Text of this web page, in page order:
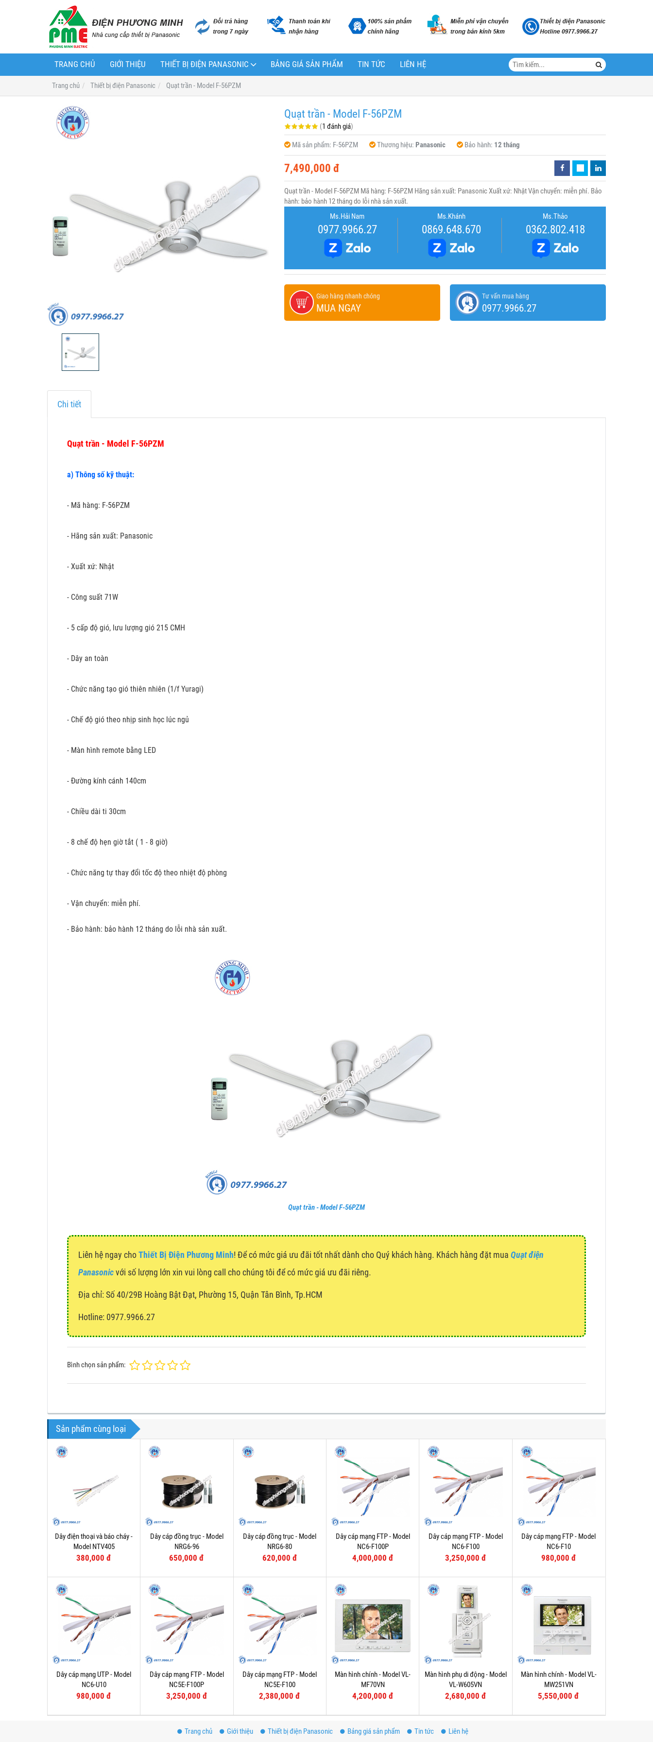
TRANG CHỦ GIỚI THIỆU THIẾT BỊ ĐIỆN PANASONIC BẢNG GIÁ SẢN PHẨM TIN TỨC LIÊN HỆ
Trang chủ Thiết bị điện Panasonic Quạt trần - Model F-56PZM
Quạt trần - Model F-56PZM
(1 đánh giá)
Mã sản phẩm: F-56PZM Thương hiệu: Panasonic Bảo hành: 12 tháng
7,490,000 đ
Quạt trần - Model F-56PZM Mã hàng: F-56PZM Hãng sản xuất: Panasonic Xuất xứ: Nhật Vận chuyển: miễn phí. Bảo
hành: bảo hành 12 tháng do lỗi nhà sản xuất.
Ms.Hải Nam
0977.9966.27
Ms.Khánh
0869.648.670
Ms.Thảo
0362.802.418
Giao hàng nhanh chóng
MUA NGAY
Tư vấn mua hàng
0977.9966.27
Chi tiết
Quạt trần - Model F-56PZM
a) Thông số kỹ thuật:
- Mã hàng: F-56PZM
- Hãng sản xuất: Panasonic
- Xuất xứ: Nhật
- Công suất 71W
- 5 cấp độ gió, lưu lượng gió 215 CMH
- Dây an toàn
- Chức năng tạo gió thiên nhiên (1/f Yuragi)
- Chế độ gió theo nhịp sinh học lúc ngủ
- Màn hình remote bằng LED
- Đường kính cánh 140cm
- Chiều dài ti 30cm
- 8 chế độ hẹn giờ tắt ( 1 - 8 giờ)
- Chức năng tự thay đổi tốc độ theo nhiệt độ phòng
- Vận chuyển: miễn phí.
- Bảo hành: bảo hành 12 tháng do lỗi nhà sản xuất.
Quạt trần - Model F-56PZM
Liên hệ ngay choThiết Bị Điện Phương Minh! Để có mức giá ưu đãi tốt nhất dành cho Quý khách hàng. Khách hàng đặt mua Quạt điện
Panasonicvới số lượng lớn xin vui lòng call cho chúng tôi để có mức giá ưu đãi riêng.
Địa chỉ: Số 40/29B Hoàng Bật Đạt, Phường 15, Quận Tân Bình, Tp.HCM
Hotline: 0977.9966.27
Bình chọn sản phẩm:
Sản phẩm cùng loại
Dây điện thoại và báo cháy -
Model NTV405
380,000 đ
Dây cáp đồng trục - Model
NRG6-96
650,000 đ
Dây cáp đồng trục - Model
NRG6-80
620,000 đ
Dây cáp mạng FTP - Model
NC6-F100P
4,000,000 đ
Dây cáp mạng FTP - Model
NC6-F100
3,250,000 đ
Dây cáp mạng FTP - Model
NC6-F10
980,000 đ
Dây cáp mạng UTP - Model
NC6-U10
980,000 đ
Dây cáp mạng FTP - Model
NC5E-F100P
3,250,000 đ
Dây cáp mạng FTP - Model
NC5E-F100
2,380,000 đ
Màn hình chính - Model VL-
MF70VN
4,200,000 đ
Màn hình phụ di động - Model
VL-W605VN
2,680,000 đ
Màn hình chính - Model VL-
MW251VN
5,550,000 đ
Trang chủ Giới thiệu Thiết bị điện Panasonic Bảng giá sản phẩm Tin tức Liên hệ